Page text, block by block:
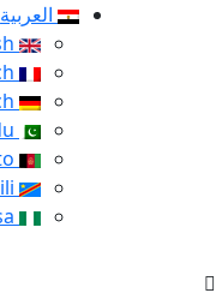
العربية